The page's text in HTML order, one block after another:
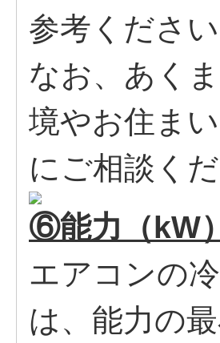
参考ください
なお、あく
境やお住ま
にご相談くだ
⑥能力（kW）
エアコンの
は、能力の